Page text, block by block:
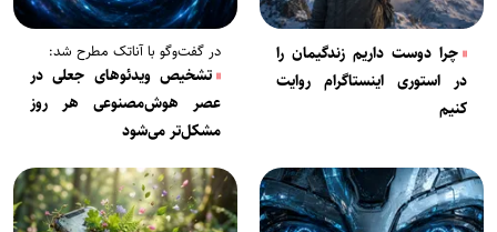
چرا دوست داریم زندگیمان را
در استوری اینستاگرام روایت
کنیم
در گفت‌وگو با آناتک مطرح شد:
تشخیص ویدئو‌های جعلی در
عصر هوش‌مصنوعی هر روز
مشکل‌تر می‌شود